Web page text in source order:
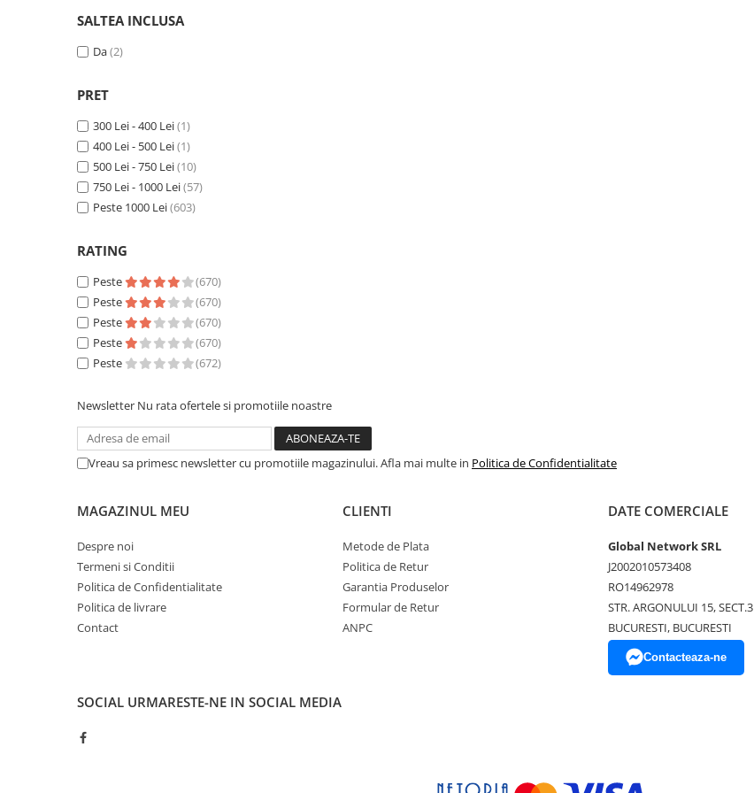
SALTEA INCLUSA
Da(2)
PRET
300 Lei - 400 Lei(1)
400 Lei - 500 Lei(1)
500 Lei - 750 Lei(10)
750 Lei - 1000 Lei(57)
Peste 1000 Lei(603)
RATING
Peste
(670)
Peste
(670)
Peste
(670)
Peste
(670)
Peste
(672)
Newsletter Nu rata ofertele si promotiile noastre
Vreau sa primesc newsletter cu promotiile magazinului. Afla mai multe in Politica de Confidentialitate
MAGAZINUL MEU
Despre noi
Termeni si Conditii
Politica de Confidentialitate
Politica de livrare
Contact
CLIENTI
Metode de Plata
Politica de Retur
Garantia Produselor
Formular de Retur
ANPC
DATE COMERCIALE
Global Network SRL
J2002010573408
RO14962978
STR. ARGONULUI 15, SECT.3
BUCURESTI, BUCURESTI
Contacteaza-ne
SOCIAL URMARESTE-NE IN SOCIAL MEDIA